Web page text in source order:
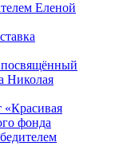
Еленой
Николая
«Красивая
фонда